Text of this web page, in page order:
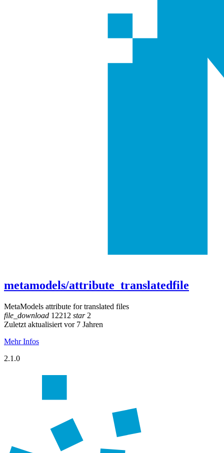
metamodels/attribute_translatedfile
MetaModels attribute for translated files
file_download 12212 star2
Zuletzt aktualisiert vor 7 Jahren
Mehr Infos
2.1.0